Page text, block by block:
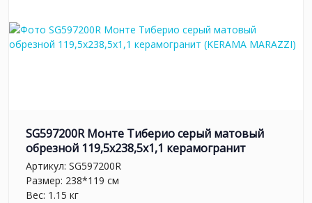
SG597200R Монте Тиберио серый матовый
обрезной 119,5x238,5x1,1 керамогранит
Артикул: SG597200R
Размер: 238*119 см
Вес: 1.15 кг